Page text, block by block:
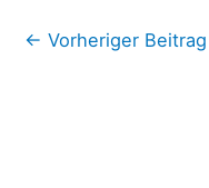
← Vorheriger Beitrag